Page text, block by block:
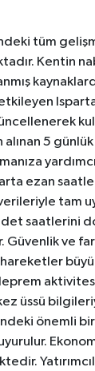
tüm
Kentin
5
ezan
tam
saatlerini
Güvenlik ve
aktivitesi
üssü
önemli